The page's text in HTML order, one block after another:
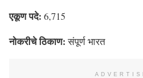
एकूण पदे: 6,715
नोकरीचे ठिकाण:संपूर्ण भारत